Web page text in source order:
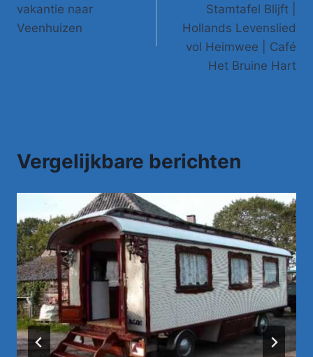
vakantie naar
Veenhuizen
Stamtafel Blijft |
Hollands Levenslied
vol Heimwee | Café
Het Bruine Hart
Vergelijkbare berichten